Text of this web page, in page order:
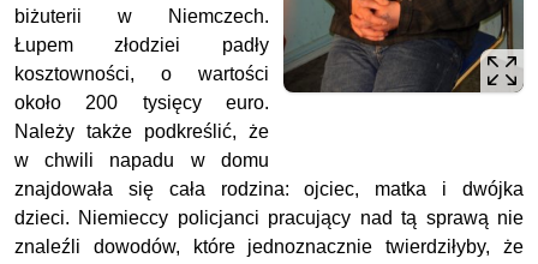
biżuterii w Niemczech.
Łupem złodziei padły
kosztowności, o wartości
około 200 tysięcy euro.
Należy także podkreślić, że
w chwili napadu w domu
znajdowała się cała rodzina: ojciec, matka i dwójka
dzieci. Niemieccy policjanci pracujący nad tą sprawą nie
znaleźli dowodów, które jednoznacznie twierdziłyby, że